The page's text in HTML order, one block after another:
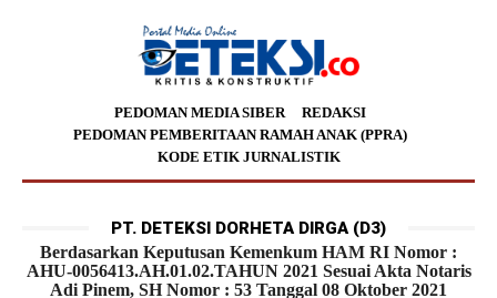
PEDOMAN MEDIA SIBER
REDAKSI
PEDOMAN PEMBERITAAN RAMAH ANAK (PPRA)
KODE ETIK JURNALISTIK
PT. DETEKSI DORHETA DIRGA (D3)
Berdasarkan Keputusan Kemenkum HAM RI Nomor :
AHU-0056413.AH.01.02.TAHUN 2021 Sesuai Akta Notaris
Adi Pinem, SH Nomor : 53 Tanggal 08 Oktober 2021